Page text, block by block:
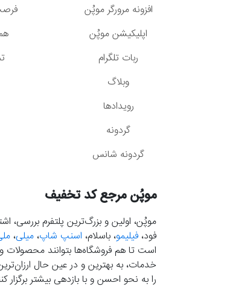
افزونه مرورگر موپُن
اپلیکیشن موپُن
ربات تلگرام
وبلاگ
رویدادها
گردونه
گردونه شانس
موپُن مرجع کد تخفیف
موپُن، اولین و بزرگ‌ترین پلتفرم بررسی،
فود، فیلیمو، باسلام، اسنپ شاپ، میلی،
است تا هم فروشگاه‌ها بتوانند محصولات
خدمات، به بهترین و در عین حال
را به نحو احسن و با بازدهی بیشتر برگزار